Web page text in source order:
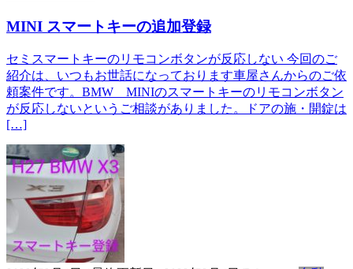
MINI スマートキーの追加登録
セミスマートキーのリモコンボタンが反応しない 今回のご
紹介は、いつもお世話になっております車屋さんからのご依
頼案件です。BMW MINIのスマートキーのリモコンボタン
が反応しないというご相談がありました。ドアの施・開錠は
[…]